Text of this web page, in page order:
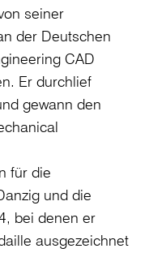
seiner
der Deutschen
CAD
Er durchlief
gewann den
für die
und die
bei denen er
ausgezeichnet